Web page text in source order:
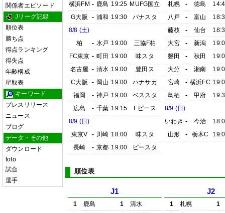
関係者エピソード
Jリーグ記録
順位表
勝ち点
得点ランキング
得失点
年齢構成
星取表
キーワード
プレスリリース
ニュース
ブログ
データ・その他
ダウンロード
toto
試合
選手
横浜FM - 鹿島 19:25 MUFG国立
G大阪
- 浦和 19:30
パナスタ
8/8 (土)
柏
- 水戸 19:00
三協F柏
FC東京 - 町田 19:00
味スタ
名古屋 - 清水 19:00
豊田ス
C大阪
- 岡山 19:00
ハナサカ
福岡
- 神戸 19:00
ベススタ
広島
- 千葉 19:15
Eピース
8/9 (日)
東京V
- 川崎 18:00
味スタ
長崎
- 京都 19:00 ピースタ
札幌
- 徳島
八戸
- 富山
藤枝
- 仙台
大宮
- 新潟
磐田
- 秋田
大分
- 湘南
宮崎
- 横浜FC
鳥栖
- 甲府
8/9 (日)
いわき - 今治
山形
- 栃木C
順位表
J1
1 鹿島 1
清水
J2
1 札幌
1